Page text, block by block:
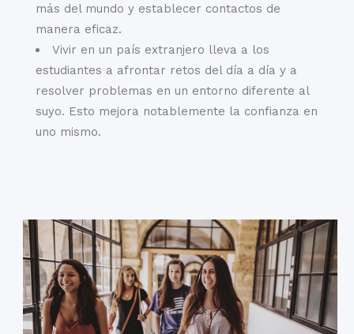
más del mundo y establecer contactos de
manera eficaz.
Vivir en un país extranjero lleva a los
estudiantes a afrontar retos del día a día y a
resolver problemas en un entorno diferente al
suyo. Esto mejora notablemente la confianza en
uno mismo.